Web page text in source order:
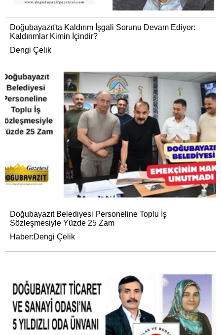
Doğubayazıt'ta Kaldırım İşgali Sorunu Devam Ediyor:
Kaldırımlar Kimin İçindir?
Dengi Çelik
Doğubayazıt Belediyesi Personeline Toplu İş
Sözleşmesiyle Yüzde 25 Zam
Haber:Dengi Çelik